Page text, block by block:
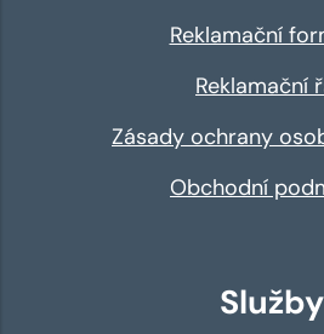
Reklamační
Reklamační
Zásady ochrany
Obchodní
Služby